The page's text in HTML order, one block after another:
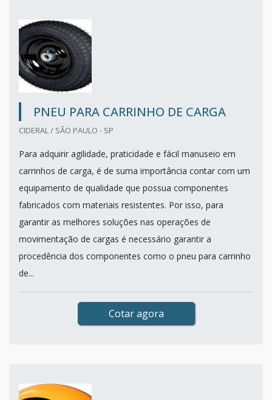
PNEU PARA CARRINHO DE CARGA
CIDERAL / SÃO PAULO - SP
Para adquirir agilidade, praticidade e fácil manuseio em
carrinhos de carga, é de suma importância contar com um
equipamento de qualidade que possua componentes
fabricados com materiais resistentes. Por isso, para
garantir as melhores soluções nas operações de
movimentação de cargas é necessário garantir a
procedência dos componentes como o pneu para carrinho
de...
Cotar agora